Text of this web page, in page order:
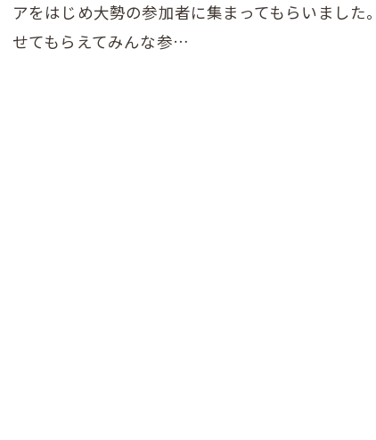
アをはじめ大勢の参加者に集まってもらいまし
せてもらえてみんな参…